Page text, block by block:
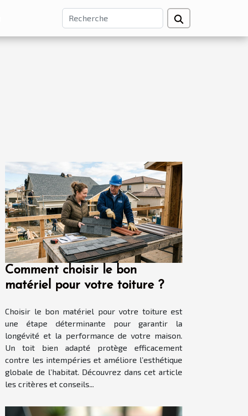
Comment choisir le bon
matériel pour votre toiture ?
Choisir le bon matériel pour votre toiture est
une étape déterminante pour garantir la
longévité et la performance de votre maison.
Un toit bien adapté protège efficacement
contre les intempéries et améliore l’esthétique
globale de l’habitat. Découvrez dans cet article
les critères et conseils...